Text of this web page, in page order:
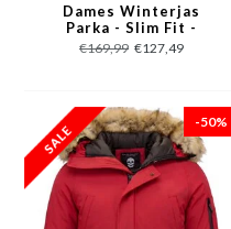
Dames Winterjas
Parka - Slim Fit -
Zwart
€169,99 €127,49
-50%